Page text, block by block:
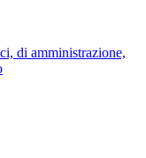
di amministrazione,